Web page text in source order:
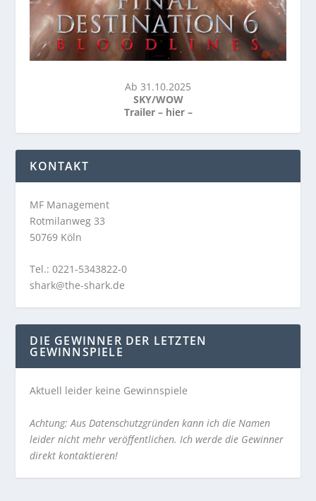
Ab 31.10.2025
SKY/WOW
Trailer – hier –
KONTAKT
MF Management
Rotmilanweg 33
50769 Köln
Tel.: 0221-5343822-0
shark@the-shark.de
DIE GEWINNER DER LETZTEN
GEWINNSPIELE
Aktuell leider keine Gewinnspiele
Achtung: Aus Datenschutzgründen kann ich die Namen
leider nicht mehr veröffentlichen. Ich werde die Gewinner
direkt kontaktieren!